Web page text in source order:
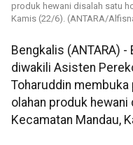
produk hewani disalah satu
Kamis (22/6). (ANTARA/
Bengkalis (ANTARA)
diwakili Asisten
Toharuddin membuka
olahan produk
Kecamatan Mandau,